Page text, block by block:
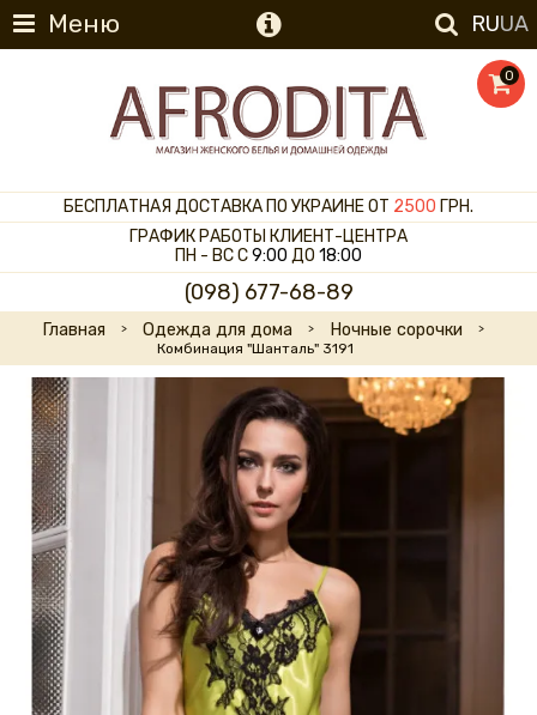
Меню RUUA
0
БЕСПЛАТНАЯ ДОСТАВКА ПО УКРАИНЕ ОТ 2500 ГРН.
ГРАФИК РАБОТЫ КЛИЕНТ-ЦЕНТРА
ПН - ВС С9:00 ДО 18:00
(098) 677-68-89
Главная Одежда для дома Ночные сорочки
Комбинация "Шанталь" 3191